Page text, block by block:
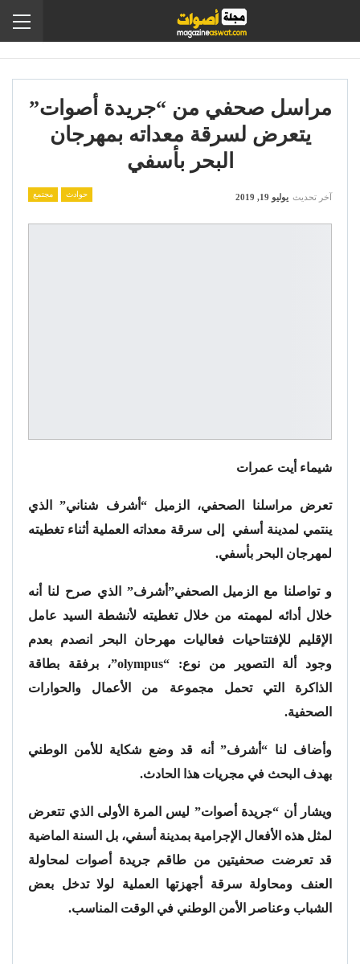
مراسل صحفي من “جريدة أصوات”
يتعرض لسرقة معداته بمهرجان
البحر بأسفي
حوادث مجتمع آخر تحديث يوليو 19, 2019
شيماء أيت عمرات
تعرض مراسلنا الصحفي، الزميل “أشرف شناني” الذي
ينتمي لمدينة أسفي إلى سرقة معداته العملية أثناء تغطيته
لمهرجان البحر بأسفي.
و تواصلنا مع الزميل الصحفي”أشرف” الذي صرح لنا أنه
خلال أدائه لمهمته من خلال تغطيته لأنشطة السيد عامل
الإقليم للإفتتاحيات فعاليات مهرحان البحر انصدم بعدم
وجود ألة التصوير من نوع: “olympus”، برفقة بطاقة
الذاكرة التي تحمل مجموعة من الأعمال والحوارات
الصحفية.
وأضاف لنا “أشرف” أنه قد وضع شكاية للأمن الوطني
بهدف البحث في مجريات هذا الحادث.
ويشار أن “جريدة أصوات” ليس المرة الأولى الذي تتعرض
لمثل هذه الأفعال الإجرامية بمدينة أسفي، بل السنة الماضية
قد تعرضت صحفيتين من طاقم جريدة أصوات لمحاولة
العنف ومحاولة سرقة أجهزتها العملية لولا تدخل بعض
الشباب وعناصر الأمن الوطني في الوقت المناسب.